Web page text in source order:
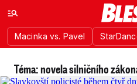
Macinka vs. Pavel
Téma: novela silničního